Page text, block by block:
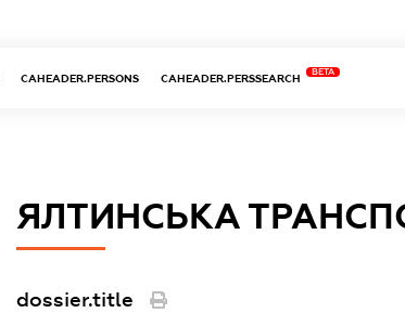
CAHEADER.PERSONS CAHEADER.PERSSEARCH
BETA
ЯЛТИНСЬКА
dossier.title